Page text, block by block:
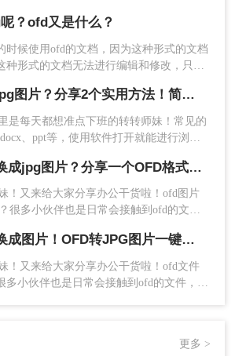
也是会选择将这种文件形式转换为jpg格
快一起看看ofd转jpg图片的方法吧！
？ofd又是什么？
时候使用ofd的文档，因为这种形式的文档
种形式的文档无法进行编辑和修改，只有
又不知道哪个软件好用。小编推荐转转大
ofd怎么转换成jpg图片？分享2个实用方法！简单方便！
是每天都想准点下班的转转师妹！常见的
、ppt等，使用软件打开就能进行浏览
是中国版的PDF，今天就来给大家分享ofd
小技巧，有需要的小伙伴一起来了解一下
ofd图片怎么转换成jpg图片？分享一个OFD格式转换工具一键搞定！
！又来给大家分享办公干货啦！ofd图片
很多小伙伴也是日常会接触到ofd的文
很多小伙伴也是会选择将这种文件形式转
的小伙伴快一起看看ofd转jpg图片的方法
ofd文件如何转换成图片！OFD转JPG图片一键实现超方便！
！又来给大家分享办公干货啦！ofd文件
多小伙伴也是日常会接触到ofd的文件，这
更多 >